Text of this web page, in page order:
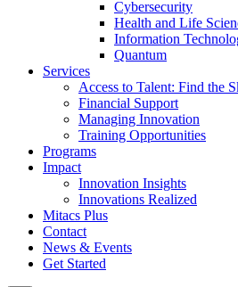
Cybersecurity
Health and Life
Information
Quantum
Services
Access to Talent: Find the
Financial Support
Managing Innovation
Training Opportunities
Programs
Impact
Innovation Insights
Innovations Realized
Mitacs Plus
Contact
News & Events
Get Started